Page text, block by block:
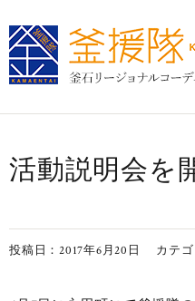
活動説明会を
投稿日：2017年6月20日 カテゴ